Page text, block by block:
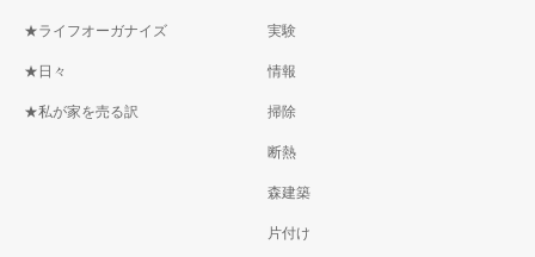
★ライフオーガナイズ
★日々
★私が家を売る訳
実験
情報
掃除
断熱
森建築
片付け